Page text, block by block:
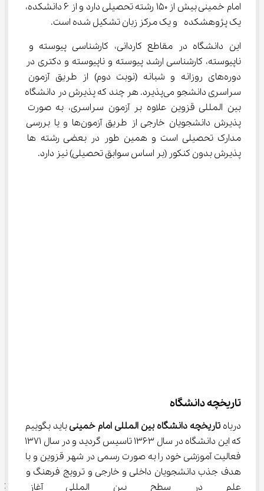
امام خمینی بیش از 150 رشته تحصیلی دارد و از 6 دانشکده،
یک پژوهشکده  و یک مرکز زبان تشکیل شده است.
این دانشگاه در مقاطع کاردانی، کارشناسی پیوسته و
ناپیوسته، کارشناسی ارشد پیوسته و ناپیوسته و دکتری در
دوره‌های روزانه و شبانه (نوبت دوم) از طریق آزمون
سراسری دانشجو می‌پذیرد. هر چند که پذیرش در دانشگاه
بین المللی قزوین علاوه بر آزمون سراسری، به صورت
پذیرش دانشجویان خارجی از طریق آزمون‌ها و یا بررسی
مدارک تحصیلی است و همین طور در بعضی رشته ها
پذیرش بدون کنکور (بر اساس سوابق تحصیلی) نیز دارد.
تاریخچه دانشگاه
درباه تاریخچه دانشگاه بین المللی امام خمینی باید بگوییم
فعالیت آموزشی خود را به صورت رسمی در شهر قزوین و با
هدف جذب دانشجویان داخلی و خارجی و ترویج فرهنگ و
علم در سطح بین المللی آغاز